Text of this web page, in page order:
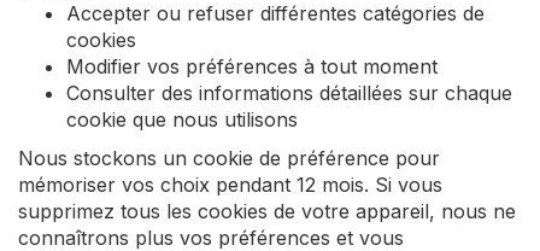
Accepter ou refuser différentes catégories de
cookies
Modifier vos préférences à tout moment
Consulter des informations détaillées sur chaque
cookie que nous utilisons
Nous stockons un cookie de préférence pour
mémoriser vos choix pendant 12 mois. Si vous
supprimez tous les cookies de votre appareil, nous ne
connaîtrons plus vos préférences et vous